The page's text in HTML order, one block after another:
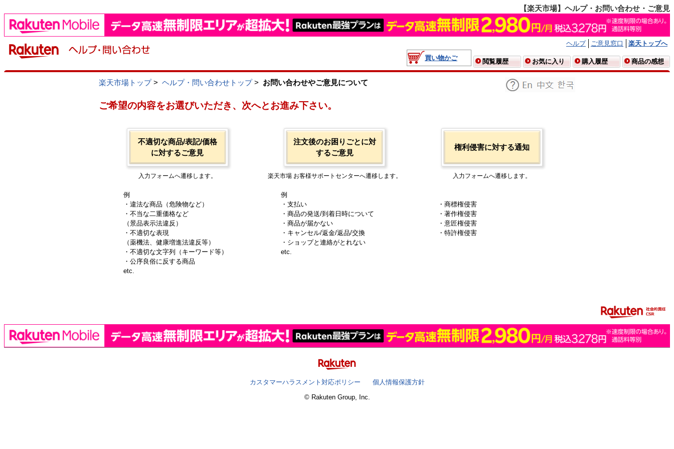
【楽天市場】ヘルプ・お問い合わせ・ご意見
ヘルプ ご意見窓口
楽天トップへ
買い物かご
閲覧履歴 お気に入り 購入履歴 商品の感想
楽天市場トップ> ヘルプ・問い合わせトップ> お問い合わせやご意見について
ご希望の内容をお選びいただき、次へとお進み下さい。
不適切な商品/表記/価格
に対するご意見
入力フォームへ遷移します。
例
・違法な商品（危険物など）
・不当な二重価格など
（景品表示法違反）
・不適切な表現
（薬機法、健康増進法違反等）
・不適切な文字列（キーワード等）
・公序良俗に反する商品
etc.
注文後のお困りごとに対
するご意見
楽天市場 お客様サポートセンターへ遷移します。
例
・支払い
・商品の発送/到着日時について
・商品が届かない
・キャンセル/返金/返品/交換
・ショップと連絡がとれない
etc.
権利侵害に対する通知
入力フォームへ遷移します。
・商標権侵害
・著作権侵害
・意匠権侵害
・特許権侵害
カスタマーハラスメント対応ポリシー
個人情報保護方針
© Rakuten Group, Inc.